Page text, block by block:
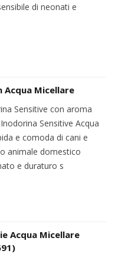
di neonati e
Micellare
Sensitive con aroma
Sensitive Acqua
e comoda di cani e
animale domestico
e duraturo s
Acqua Micellare